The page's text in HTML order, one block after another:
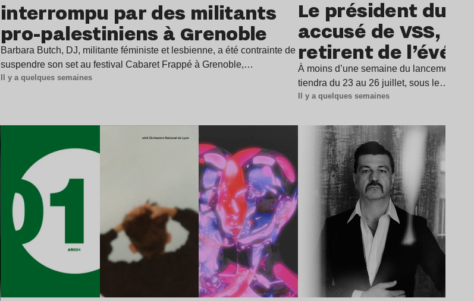
interrompu par des militants
pro-palestiniens à Grenoble
Barbara Butch, DJ, militante féministe et lesbienne, a été contrainte de
suspendre son set au festival Cabaret Frappé à Grenoble,…
Il y a quelques semaines
Le président du
accusé de VSS,
retirent de
À moins d’une semaine du lancement
tiendra du 23 au 26 juillet, sous le…
Il y a quelques semaines
Lire l’article